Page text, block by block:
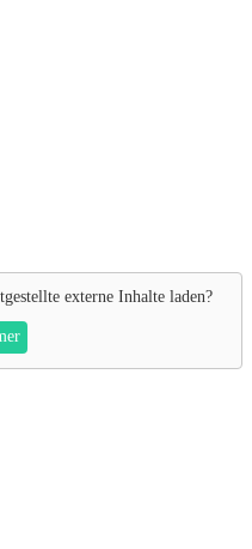
externe Inhalte laden?